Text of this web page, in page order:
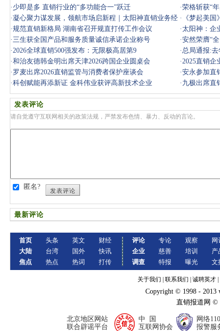
· 少即是多 直销行业的“多功能合一”跃迁 ·荣格斩获“
·凝心聚力谋发展，领航市场启新程｜太阳神直销业务经
销商见面
·
《梦起美
·规范直销新格局 湖南省召开规直打传工作会议 · 太阳神：企
·三生获全国产品和服务质量诚信承诺企业称号 ·安然荣膺“
·2026全球直销500强发布：无限极高居第9 ·总局通报:去
·和治友德韩金明出席天津2026跨国企业圆桌会 ·2025直销企
· 罗麦出席2026直销监管与消费者保护座谈会 ·安永参加直
·科创赋能再添新证 金科伟业获评高新技术企业 · 九极出席直
发表评论
请自觉遵守互联网相关的政策法规，严禁发布色情、暴力、反动的言论。
匿名?
发表评论
最新评论
首页
大陆
焦点
头条
台湾
热点
英文
国外
热词
财经
快讯
打传
评论
企业
调查
专论
慈善
特报
观察
培训
曝光
网
产
文
关于我们 联系我们 诚聘英才
Copyright © 1998 - 2013
直销报道网
北京地区网站
联合辟谣平台
中 国
互联网协会
网络110
报警服